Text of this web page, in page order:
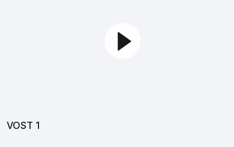
VOST 1